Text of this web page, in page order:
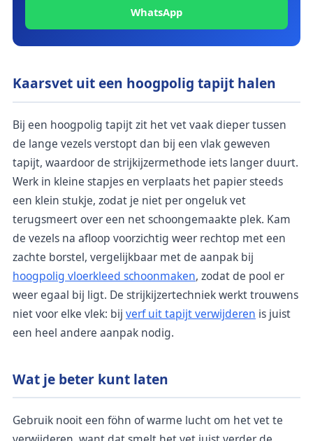
WhatsApp
Kaarsvet uit een hoogpolig tapijt halen
Bij een hoogpolig tapijt zit het vet vaak dieper tussen
de lange vezels verstopt dan bij een vlak geweven
tapijt, waardoor de strijkijzermethode iets langer duurt.
Werk in kleine stapjes en verplaats het papier steeds
een klein stukje, zodat je niet per ongeluk vet
terugsmeert over een net schoongemaakte plek. Kam
de vezels na afloop voorzichtig weer rechtop met een
zachte borstel, vergelijkbaar met de aanpak bij
hoogpolig vloerkleed schoonmaken, zodat de pool er
weer egaal bij ligt. De strijkijzertechniek werkt trouwens
niet voor elke vlek: bij verf uit tapijt verwijderen is juist
een heel andere aanpak nodig.
Wat je beter kunt laten
Gebruik nooit een föhn of warme lucht om het vet te